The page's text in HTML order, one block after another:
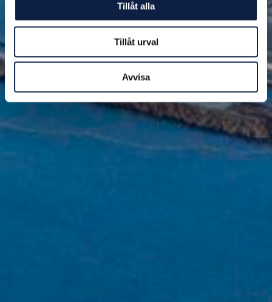
Tillåt alla
Tillåt urval
Avvisa